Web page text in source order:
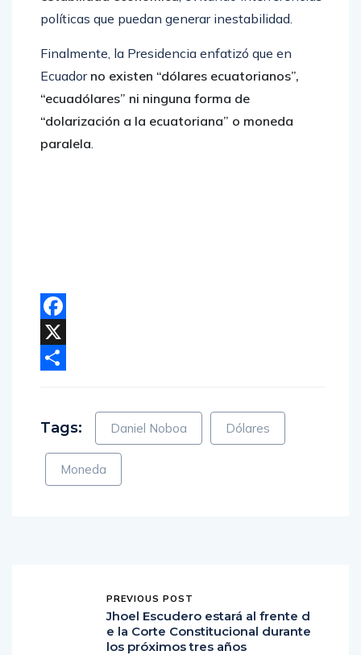
políticas que puedan generar inestabilidad.
Finalmente, la Presidencia enfatizó que en
Ecuador no existen “dólares ecuatorianos”,
“ecuadólares” ni ninguna forma de
“dolarización a la ecuatoriana” o moneda
paralela.
Facebook
X
Tags: Daniel Noboa Dólares
Moneda
PREVIOUS POST
Jhoel Escudero estará al frente d
e la Corte Constitucional durante
los próximos tres años